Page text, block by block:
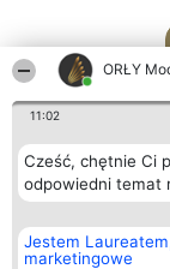
ORŁY
11:02
Cześć, chętnie Ci
odpowiedni temat
Jestem
marketingowe
Organizator
Bright Side Solutions sp. z
o. sp. k.